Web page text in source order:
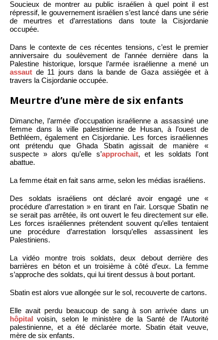
Soucieux de montrer au public israélien à quel point il est
répressif, le gouvernement israélien s’est lancé dans une série
de meurtres et d’arrestations dans toute la Cisjordanie
occupée.
Dans le contexte de ces récentes tensions, c’est le premier
anniversaire du soulèvement de l’année dernière dans la
Palestine historique, lorsque l’armée israélienne a mené un
assaut de 11 jours dans la bande de Gaza assiégée et à
travers la Cisjordanie occupée.
Meurtre d’une mère de six enfants
Dimanche, l’armée d’occupation israélienne a assassiné une
femme dans la ville palestinienne de Husan, à l’ouest de
Bethléem, également en Cisjordanie. Les forces israéliennes
ont prétendu que Ghada Sbatin agissait de manière «
suspecte » alors qu’elle s’approchait, et les soldats l’ont
abattue.
La femme était en fait sans arme, selon les médias israéliens.
Des soldats israéliens ont déclaré avoir engagé une «
procédure d’arrestation » en tirant en l’air. Lorsque Sbatin ne
se serait pas arrêtée, ils ont ouvert le feu directement sur elle.
Les forces israéliennes prétendent souvent qu’elles tentaient
une procédure d’arrestation lorsqu’elles assassinent les
Palestiniens.
La vidéo montre trois soldats, deux debout derrière des
barrières en béton et un troisième à côté d’eux. La femme
s’approche des soldats, qui lui tirent dessus à bout portant.
Sbatin est alors vue allongée sur le sol, recouverte de cartons.
Elle avait perdu beaucoup de sang à son arrivée dans un
hôpital voisin, selon le ministère de la Santé de l’Autorité
palestinienne, et a été déclarée morte. Sbatin était veuve,
mère de six enfants.